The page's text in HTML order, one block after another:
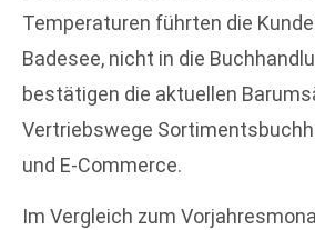
Temperaturen führten die
Badesee, nicht in die
bestätigen die aktuellen
Vertriebswege
und E-Commerce.
Im Vergleich zum